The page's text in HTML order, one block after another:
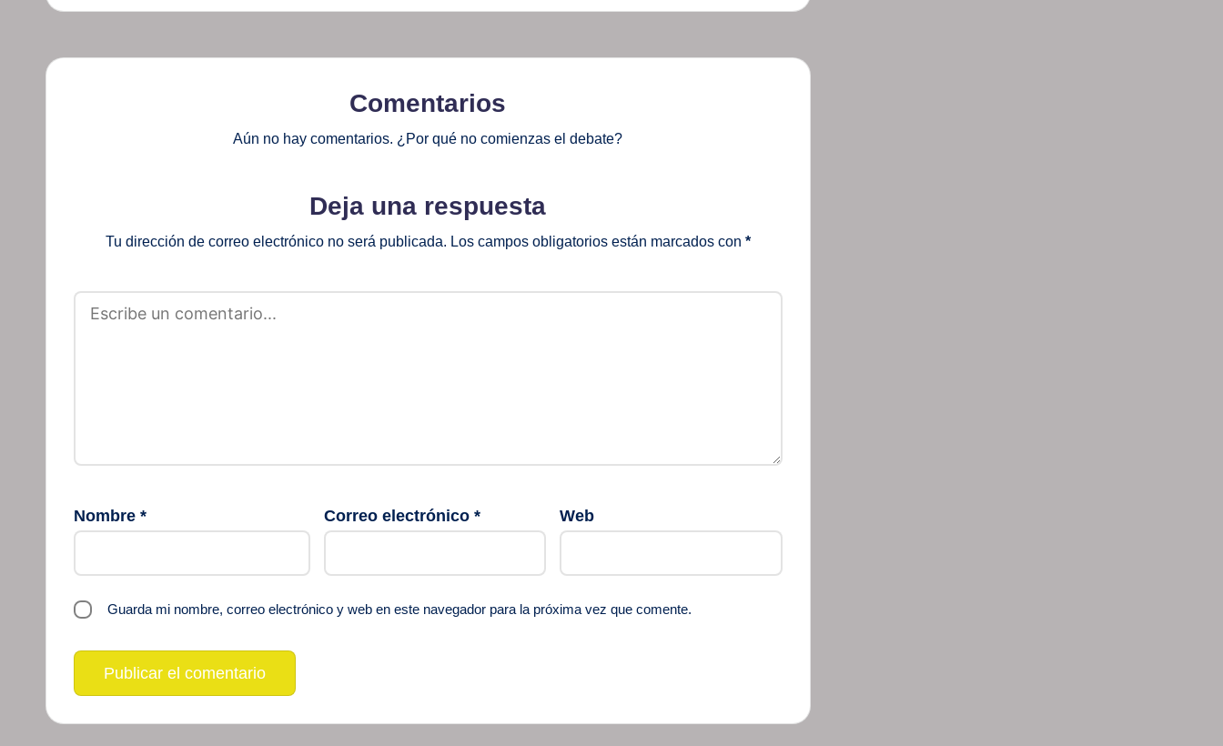
Comentarios
Aún no hay comentarios. ¿Por qué no comienzas el debate?
Deja una respuesta
Tu dirección de correo electrónico no será publicada. Los campos obligatorios están marcados con *
Nombre * Correo electrónico * Web
Guarda mi nombre, correo electrónico y web en este navegador para la próxima vez que comente.